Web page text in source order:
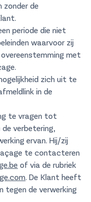
zonder de
periode die niet
waarvoor zij
met
zich uit te
in de
te vragen tot
de verbetering,
ervan. Hij/zij
te contacteren
of via de rubriek
. De Klant heeft
tegen de verwerking